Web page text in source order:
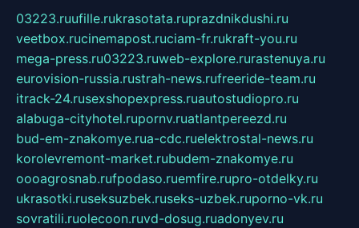
03223.ruufille.rukrasotata.ruprazdnikdushi.ru
veetbox.rucinemapost.ruciam-fr.rukraft-you.ru
mega-press.ru03223.ruweb-explore.rurastenuya.ru
eurovision-russia.rustrah-news.rufreeride-team.ru
itrack-24.rusexshopexpress.ruautostudiopro.ru
alabuga-cityhotel.rupornv.ruatlantpereezd.ru
bud-em-znakomye.rua-cdc.ruelektrostal-news.ru
korolevremont-market.rubudem-znakomye.ru
oooagrosnab.rufpodaso.ruemfire.rupro-otdelky.ru
ukrasotki.ruseksuzbek.ruseks-uzbek.ruporno-vk.ru
sovratili.ruolecoon.ruvd-dosug.ruadonyev.ru